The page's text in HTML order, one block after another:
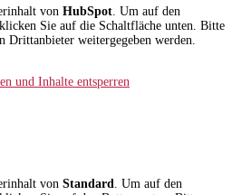
von HubSpot. Um auf den
Sie auf die Schaltfläche unten. Bitte
Drittanbieter weitergegeben werden.
und Inhalte entsperren
von Standard
. Um auf den